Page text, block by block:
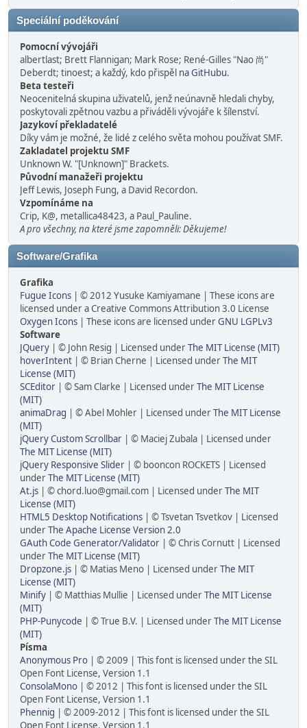
Speciální poděkování
Pomocní vývojáři
albertlast; Brett Flannigan; Mark Rose; René-Gilles "Nao 尚"
Deberdt; tinoest; a každý, kdo přispěl na GitHubu.
Beta testeři
Neocenitelná skupina uživatelů, jenž neúnavně hledali chyby,
poskytovali zpětnou vazbu a přiváděli vývojáře k šílenství.
Jazykoví překladatelé
Díky vám je možné, že lidé z celého světa mohou používat SMF.
Zakladatel projektu SMF
Unknown W. "[Unknown]" Brackets.
Původní manažeři projektu
Jeff Lewis, Joseph Fung, a David Recordon.
Vzpomínáme na
Crip, K@, metallica48423, a Paul_Pauline.
A pro všechny, na které jsme zapomněli: Děkujeme!
Software/Grafika
Grafika
Fugue Icons | © 2012 Yusuke Kamiyamane | These icons are
licensed under a Creative Commons Attribution 3.0 License
Oxygen Icons | These icons are licensed underGNU LGPLv3
Software
JQuery | © John Resig | Licensed underThe MIT License (MIT)
hoverIntent | © Brian Cherne | Licensed underThe MIT
License (MIT)
SCEditor | © Sam Clarke | Licensed underThe MIT License
(MIT)
animaDrag | © Abel Mohler | Licensed underThe MIT License
(MIT)
jQuery Custom Scrollbar | © Maciej Zubala | Licensed under
The MIT License (MIT)
jQuery Responsive Slider | © booncon ROCKETS | Licensed
underThe MIT License (MIT)
At.js | © chord.luo@gmail.com | Licensed underThe MIT
License (MIT)
HTML5 Desktop Notifications | © Tsvetan Tsvetkov | Licensed
underThe Apache License Version 2.0
GAuth Code Generator/Validator | © Chris Cornutt | Licensed
underThe MIT License (MIT)
Dropzone.js | © Matias Meno | Licensed underThe MIT
License (MIT)
Minify | © Matthias Mullie | Licensed underThe MIT License
(MIT)
PHP-Punycode | © True B.V. | Licensed underThe MIT License
(MIT)
Písma
Anonymous Pro | © 2009 | This font is licensed under the SIL
Open Font License, Version 1.1
ConsolaMono | © 2012 | This font is licensed under the SIL
Open Font License, Version 1.1
Phennig | © 2009-2012 | This font is licensed under the SIL
Open Font License, Version 1.1